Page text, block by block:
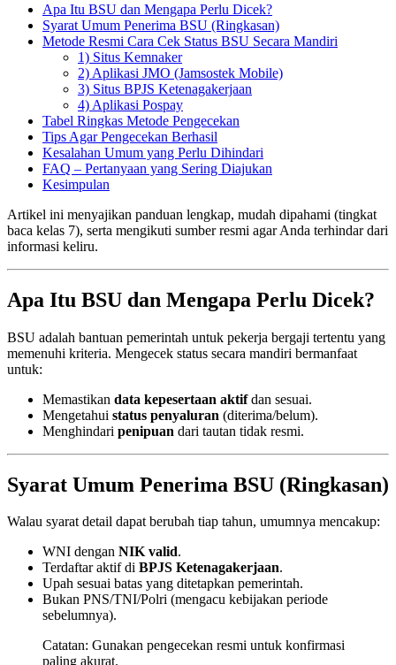
Apa Itu BSU dan Mengapa Perlu Dicek?
Syarat Umum Penerima BSU (Ringkasan)
Metode Resmi Cara Cek Status BSU Secara Mandiri
1) Situs Kemnaker
2) Aplikasi JMO (Jamsostek Mobile)
3) Situs BPJS Ketenagakerjaan
4) Aplikasi Pospay
Tabel Ringkas Metode Pengecekan
Tips Agar Pengecekan Berhasil
Kesalahan Umum yang Perlu Dihindari
FAQ – Pertanyaan yang Sering Diajukan
Kesimpulan
Artikel ini menyajikan panduan lengkap, mudah dipahami (tingkat
baca kelas 7), serta mengikuti sumber resmi agar Anda terhindar dari
informasi keliru.
Apa Itu BSU dan Mengapa Perlu Dicek?
BSU adalah bantuan pemerintah untuk pekerja bergaji tertentu yang
memenuhi kriteria. Mengecek status secara mandiri bermanfaat
untuk:
Memastikan data kepesertaan aktifdan sesuai.
Mengetahui status penyaluran (diterima/belum).
Menghindari penipuan dari tautan tidak resmi.
Syarat Umum Penerima BSU (Ringkasan)
Walau syarat detail dapat berubah tiap tahun, umumnya mencakup:
WNI dengan NIK valid.
Terdaftar aktif di BPJS Ketenagakerjaan.
Upah sesuai batas yang ditetapkan pemerintah.
Bukan PNS/TNI/Polri (mengacu kebijakan periode
sebelumnya).
Catatan: Gunakan pengecekan resmi untuk konfirmasi
paling akurat.